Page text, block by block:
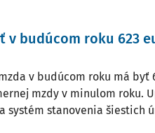
budúcom roku 623
v budúcom roku má byť
mzdy v minulom roku.
systém stanovenia šiestich